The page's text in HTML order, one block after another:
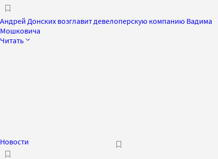
Андрей Донских возглавит девелоперскую компанию Вадима
Мошковича
Читать
Новости